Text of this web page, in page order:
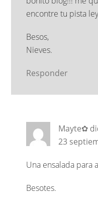
encontre tu pista
Besos,
Nieves.
Responder
Mayte✿
23
Una ensalada para
Besotes.